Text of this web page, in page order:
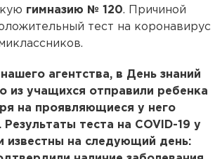
гимназию № 120. Причиной
тест на коронавирус
агентства, в День знаний
из учащихся отправили ребенка
на проявляющиеся у него
теста на COVID-19 у
известны на следующий день: